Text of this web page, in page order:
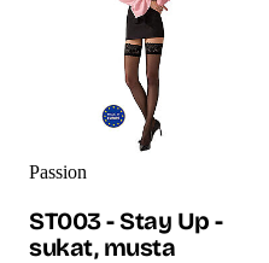
Passion
ST003 - Stay Up -
sukat, musta